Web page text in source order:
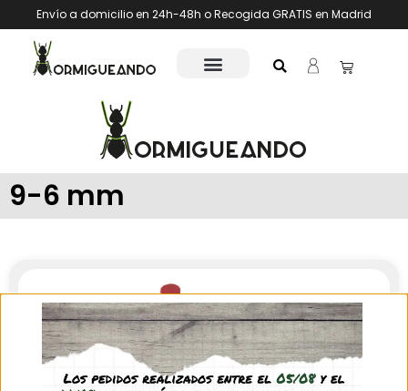
Envío a domicilio en 24h-48h o Recogida GRATIS en Madrid
9-6 mm
Tapón de goma macizo